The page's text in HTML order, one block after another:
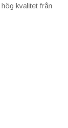
kvalitet från